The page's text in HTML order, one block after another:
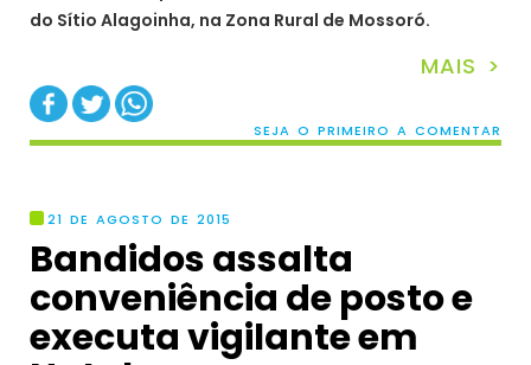
do Sítio Alagoinha, na Zona Rural de Mossoró.
MAIS >
SEJA O PRIMEIRO A COMENTAR
21 DE AGOSTO DE 2015
Bandidos assalta
conveniência de posto e
executa vigilante em